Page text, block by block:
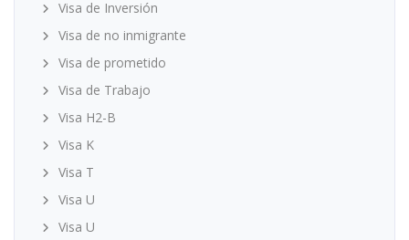
Visa de Inversión
Visa de no inmigrante
Visa de prometido
Visa de Trabajo
Visa H2-B
Visa K
Visa T
Visa U
Visa U